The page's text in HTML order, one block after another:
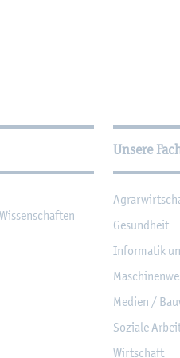
Unsere
Ge­sund­heit
In­for­ma­tik
Me­di­en /
So­zia­le
Wirt­schaft